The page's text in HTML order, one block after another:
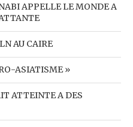
APPELLE LE MONDE A
AU CAIRE
ASIATISME »
ATTEINTE A DES